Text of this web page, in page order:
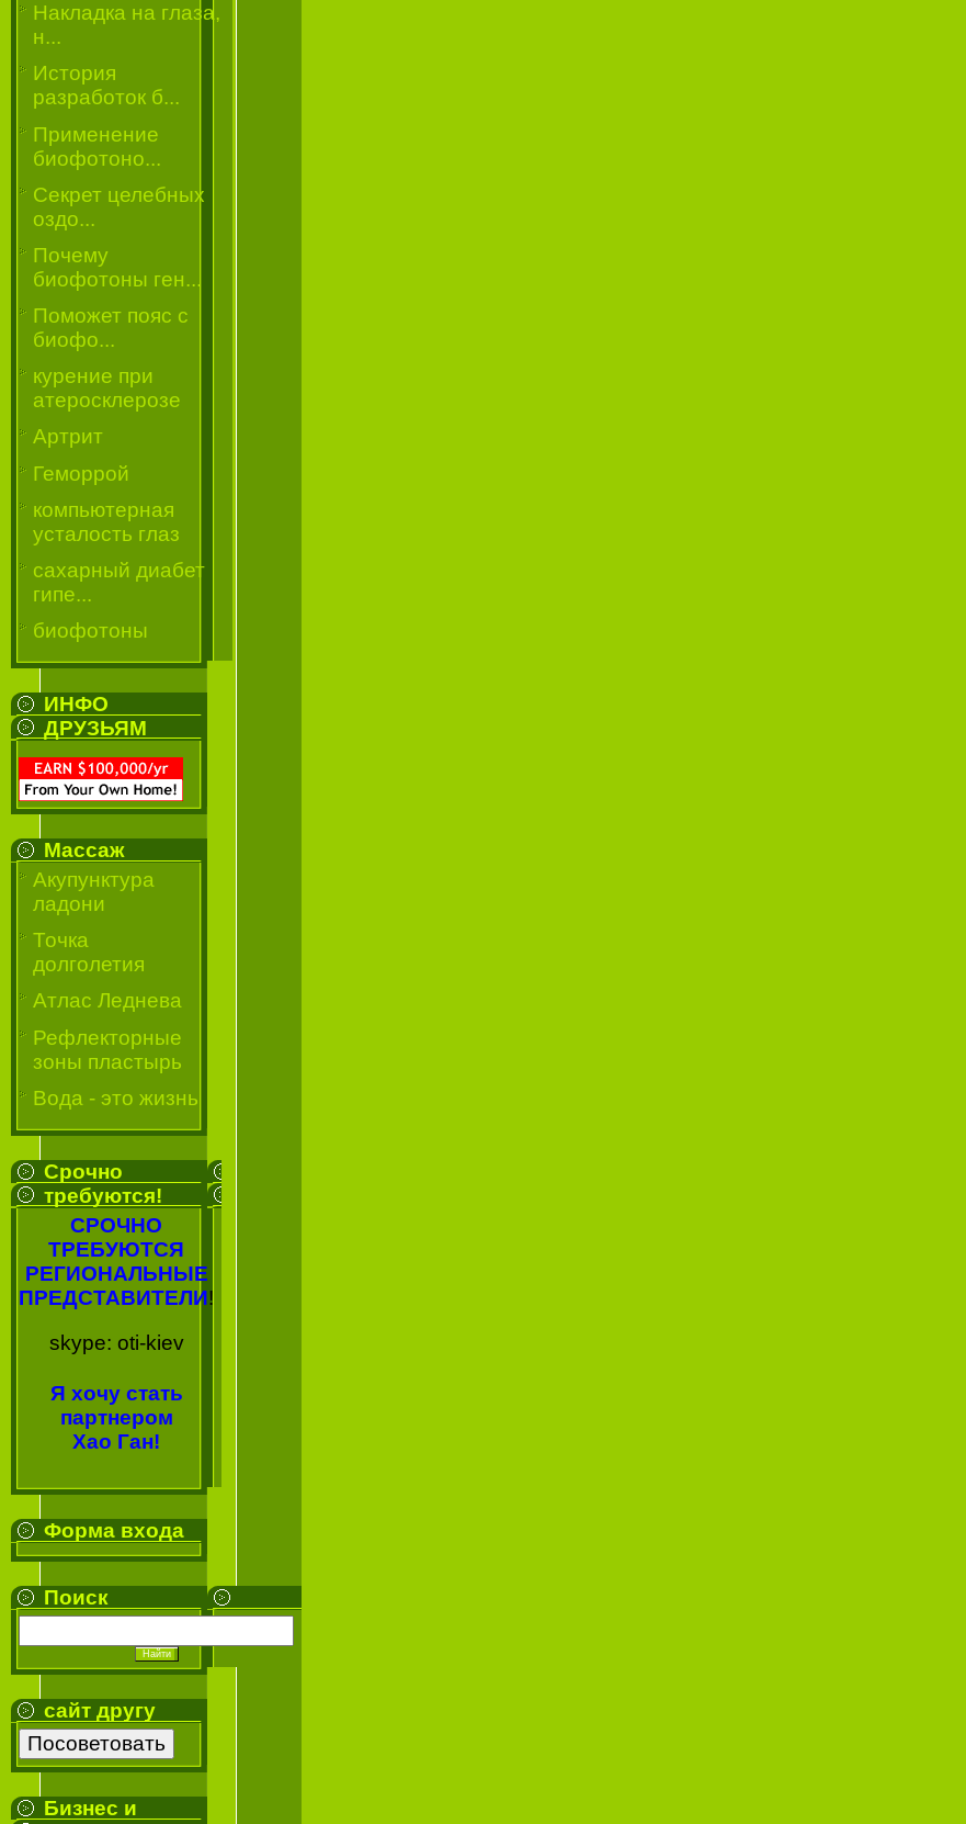
Накладка на глаза,
н...
История
разработок б...
Применение
биофотоно...
Секрет целебных
оздо...
Почему
биофотоны ген...
Поможет пояс с
биофо...
курение при
атеросклерозе
Артрит
Геморрой
компьютерная
усталость глаз
сахарный диабет
гипе...
биофотоны
ИНФО
ДРУЗЬЯМ
Массаж
Акупунктура
ладони
Точка
долголетия
Атлас Леднева
Рефлекторные
зоны пластырь
Вода - это жизнь
Срочно
требуются!
СРОЧНО
ТРЕБУЮТСЯ
РЕГИОНАЛЬНЫЕ
ПРЕДСТАВИТЕЛИ!
skype: oti-kiev
Я хочу стать
партнером
Хао Ган!
Форма входа
Поиск
сайт другу
Бизнес и